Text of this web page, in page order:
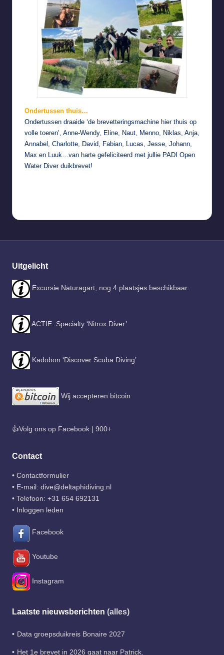
Ondertussen thuis…
Ondertussen draaide ‘de brevetteringsmachine hier thuis op
volle toeren’, Anne-Wendy, Eline, Naut, Menno, Niklas, Anja,
Annabel, Charlotte, David, Fabian, Lucas, Jesse, Johann,
Max en Luuk…van harte gefeliciteerd met jullie PADI Open
Water Diver duikbrevet!
Uitgelicht
Excursie Naturagart, nog 4 plaatsjes beschikbaar.
ACTIE: Specialty ‘Nitrox Diver’
Kadobon ‘Discover Scuba Diving’
Wij accepteren bitcoin
👍Volg ons op Facebook | 900+
Contact
• Contactformulier
• E-mail: dive@deltaphidiving.nl
• Telefoon: +31 654 692131
• Inloggen leden
Facebook
Youtube
Instagram
Laatste nieuwsberichten (alles)
Data groepsduikreis Bonaire 2027
Het 1e brevet in 2026 gaat naar Patrick.